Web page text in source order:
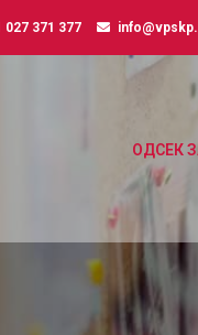
027 371 377
ОДСЕК